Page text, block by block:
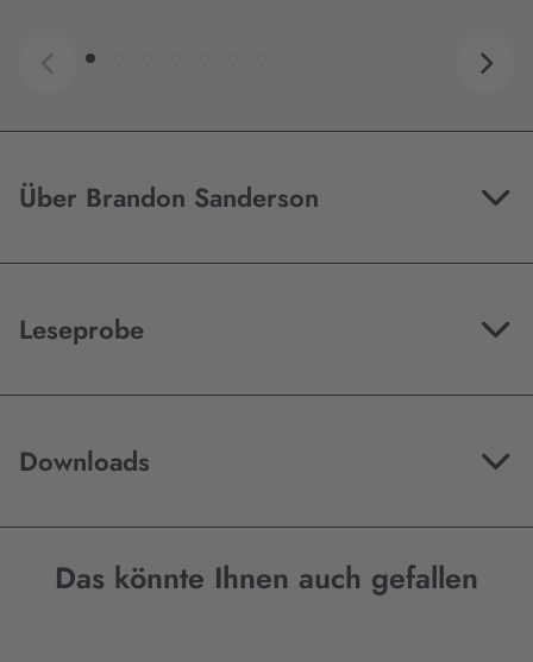
Über Brandon Sanderson
Leseprobe
Downloads
Das könnte Ihnen auch gefallen